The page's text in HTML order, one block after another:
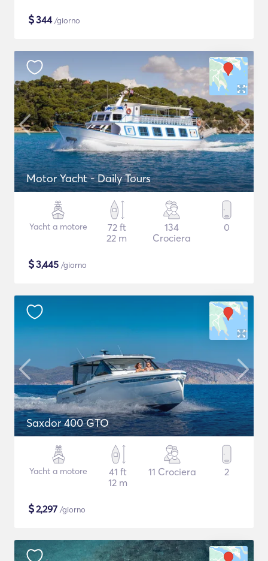
$344/giorno
Motor Yacht - Daily Tours
Yacht a motore
72 ft
22 m
134
Crociera
0
$3,445 /giorno
Saxdor 400 GTO
Yacht a motore
41 ft
12 m
11 Crociera 2
$2,297 /giorno